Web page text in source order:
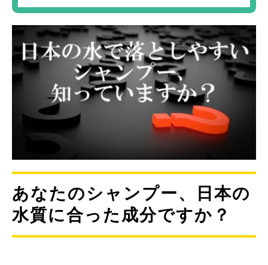
あなたのシャンプー、日本の
水質に合った成分ですか？